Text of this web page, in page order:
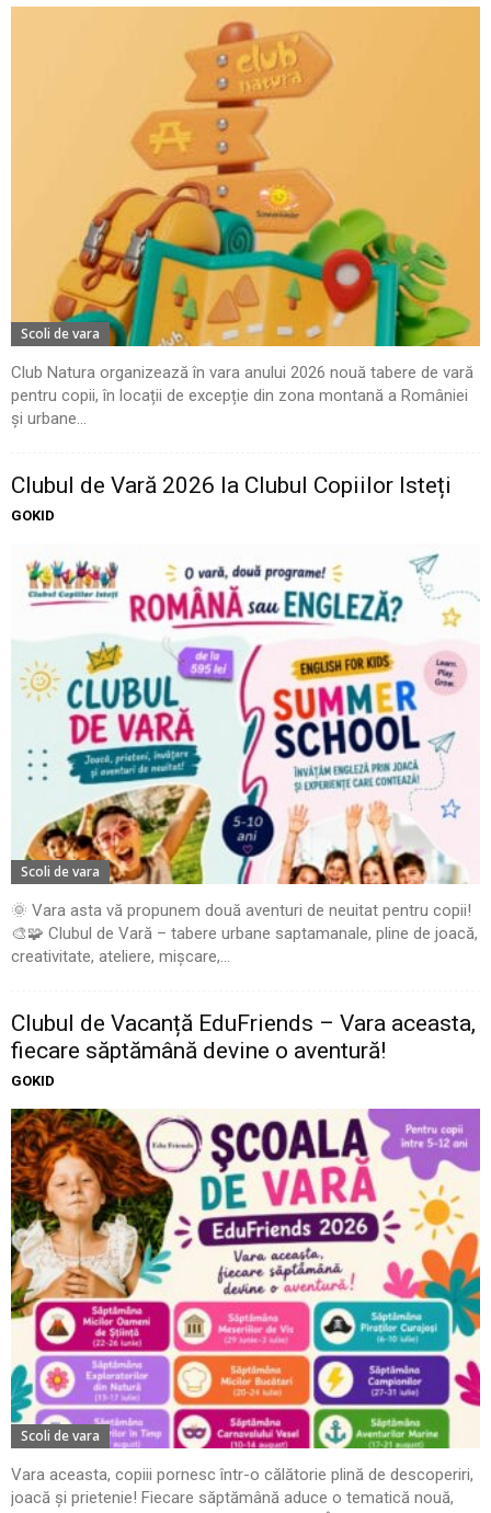
Scoli de vara
Club Natura organizează în vara anului 2026 nouă tabere de vară
pentru copii, în locații de excepție din zona montană a României
și urbane...
Clubul de Vară 2026 la Clubul Copiilor Isteți
GOKID
Scoli de vara
🌞 Vara asta vă propunem două aventuri de neuitat pentru copii!
🎨🧩 Clubul de Vară – tabere urbane saptamanale, pline de joacă,
creativitate, ateliere, mișcare,...
Clubul de Vacanță EduFriends – Vara aceasta,
fiecare săptămână devine o aventură!
GOKID
Scoli de vara
Vara aceasta, copiii pornesc într-o călătorie plină de descoperiri,
joacă și prietenie! Fiecare săptămână aduce o tematică nouă,